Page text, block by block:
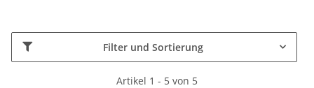
Filter und Sortierung
Artikel 1 - 5 von 5